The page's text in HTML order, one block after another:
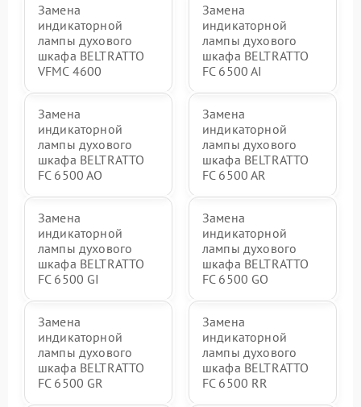
Замена
индикаторной
лампы духового
шкафа BELTRATTO
VFMC 4600
Замена
индикаторной
лампы духового
шкафа BELTRATTO
FC 6500 AI
Замена
индикаторной
лампы духового
шкафа BELTRATTO
FC 6500 AO
Замена
индикаторной
лампы духового
шкафа BELTRATTO
FC 6500 AR
Замена
индикаторной
лампы духового
шкафа BELTRATTO
FC 6500 GI
Замена
индикаторной
лампы духового
шкафа BELTRATTO
FC 6500 GO
Замена
индикаторной
лампы духового
шкафа BELTRATTO
FC 6500 GR
Замена
индикаторной
лампы духового
шкафа BELTRATTO
FC 6500 RR